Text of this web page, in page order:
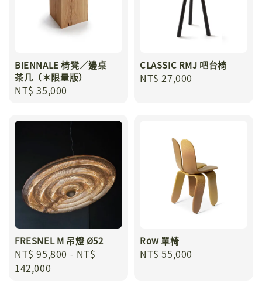
BIENNALE 椅凳／邊桌
茶几（＊限量版）
Regular
NT$ 35,000
CLASSIC RMJ 吧台椅
Regular
NT$ 27,000
FRESNEL M 吊燈 Ø52
Regular
price
NT$ 95,800 - NT$
142,000
Row 單椅
Regular
NT$ 55,000